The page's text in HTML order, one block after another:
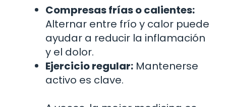
Compresas frías o calientes:
Alternar entre frío y calor puede
ayudar a reducir la inflamación
y el dolor.
Ejercicio regular: Mantenerse
activo es clave.